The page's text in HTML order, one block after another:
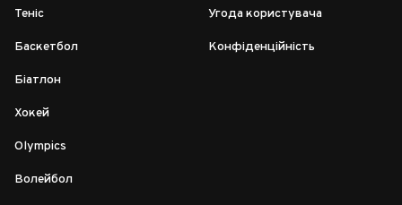
Теніс
Баскетбол
Біатлон
Хокей
Olympics
Волейбол
Угода користувача
Конфіденційність